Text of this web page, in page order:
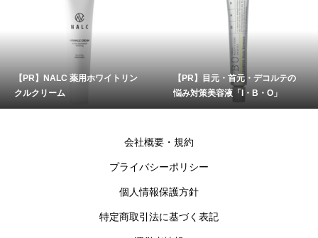
【PR】NALC 薬用ホワイトリン
クルクリーム
【PR】目元・首元・デコルテの
悩み対策美容液「I・B・O」
会社概要・規約
プライバシーポリシー
個人情報保護方針
特定商取引法に基づく表記